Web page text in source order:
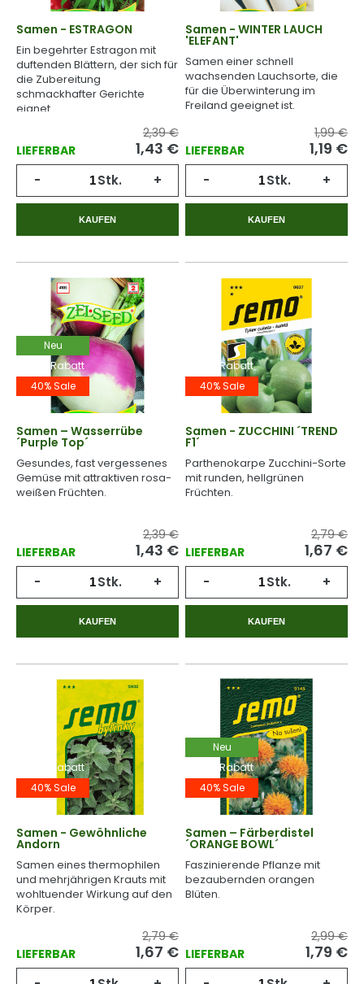
Samen - ESTRAGON
Ein begehrter Estragon mit
duftenden Blättern, der sich für
die Zubereitung
schmackhafter Gerichte
eignet.
LIEFERBAR
2,39 €
1,43 €
- Stk. +
KAUFEN
Samen - WINTER LAUCH
'ELEFANT'
Samen einer schnell
wachsenden Lauchsorte, die
für die Überwinterung im
Freiland geeignet ist.
LIEFERBAR
1,99 €
1,19 €
- Stk. +
KAUFEN
Neu
-40% Rabatt
40% Sale
Samen – Wasserrübe
´Purple Top´
Gesundes, fast vergessenes
Gemüse mit attraktiven rosa-
weißen Früchten.
LIEFERBAR
2,39 €
1,43 €
- Stk. +
KAUFEN
-40% Rabatt
40% Sale
Samen - ZUCCHINI ´TREND
F1´
Parthenokarpe Zucchini-Sorte
mit runden, hellgrünen
Früchten.
LIEFERBAR
2,79 €
1,67 €
- Stk. +
KAUFEN
-40% Rabatt
40% Sale
Samen - Gewöhnliche
Andorn
Samen eines thermophilen
und mehrjährigen Krauts mit
wohltuender Wirkung auf den
Körper.
LIEFERBAR
2,79 €
1,67 €
Neu
-40% Rabatt
40% Sale
Samen – Färberdistel
´ORANGE BOWL´
Faszinierende Pflanze mit
bezaubernden orangen
Blüten.
LIEFERBAR
2,99 €
1,79 €